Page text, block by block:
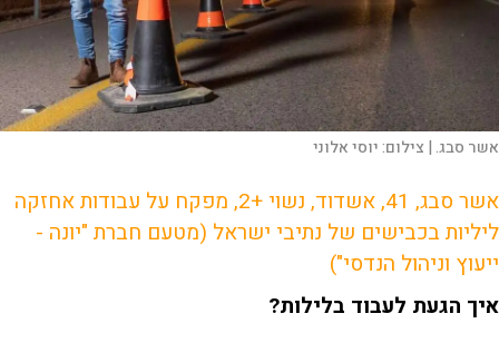
אשר סבג. | צילום:יוסי אלוני
אשר סבג, 41, אשדוד, נשוי +2, מפקח על עבודות אחזקה
ליליות בכבישים של נתיבי ישראל (מטעם חברת "יונה -
ייעוץ וניהול הנדסי")
איך הגעת לעבוד בלילות?